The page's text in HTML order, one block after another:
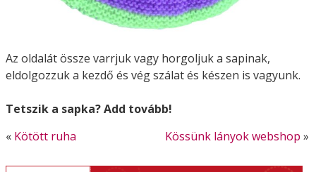
Az oldalát össze varrjuk vagy horgoljuk a sapinak,
eldolgozzuk a kezdő és vég szálat és készen is vagyunk.
Tetszik a sapka? Add tovább!
« Kötött ruha Kössünk lányok webshop »